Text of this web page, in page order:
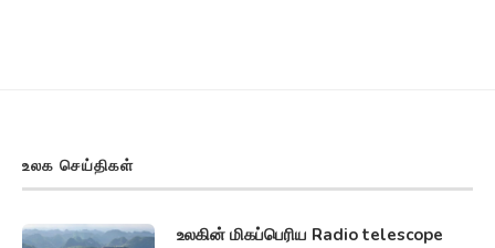
உலக செய்திகள்
உலகின் மிகப்பெரிய Radio telescope